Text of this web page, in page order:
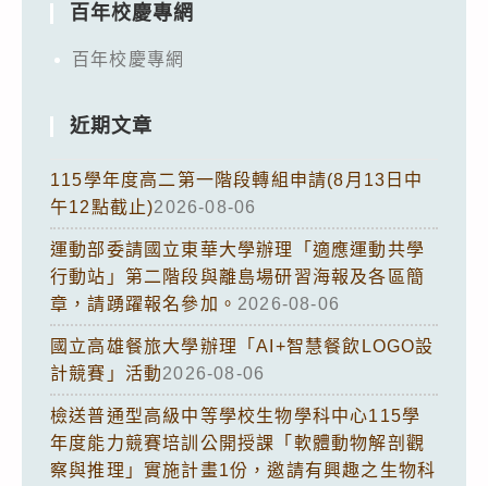
百年校慶專網
百年校慶專網
近期文章
115學年度高二第一階段轉組申請(8月13日中
午12點截止)2026-08-06
運動部委請國立東華大學辦理「適應運動共學
行動站」第二階段與離島場研習海報及各區簡
章，請踴躍報名參加。 2026-08-06
國立高雄餐旅大學辦理「AI+智慧餐飲LOGO設
計競賽」活動2026-08-06
檢送普通型高級中等學校生物學科中心115學
年度能力競賽培訓公開授課「軟體動物解剖觀
察與推理」實施計畫1份，邀請有興趣之生物科